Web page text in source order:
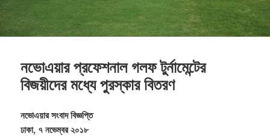
নভোএয়ার প্রফেশনাল গলফ টুর্নামেন্টের
বিজয়ীদের মধ্যে পুরস্কার বিতরণ
নভোএয়ার সংবাদ বিজ্ঞপ্তি
ঢাকা, ৭ নভেম্বর ২০১৮